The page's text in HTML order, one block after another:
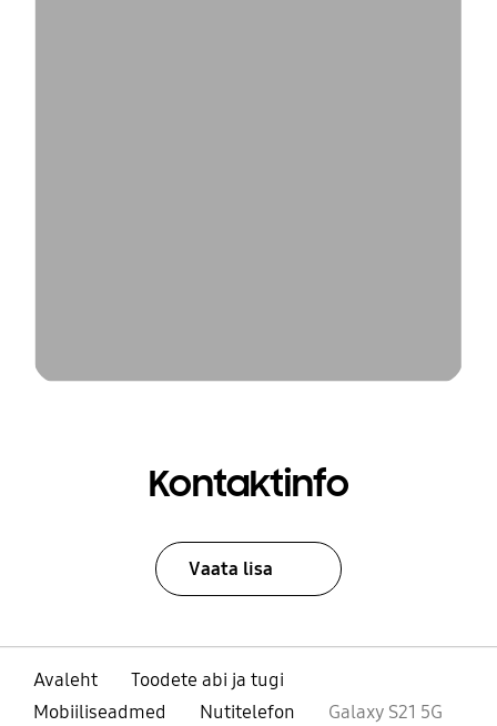
Kontaktinfo
Vaata lisa
Avaleht
Toodete abi ja tugi
Mobiiliseadmed
Nutitelefon Galaxy S21 5G